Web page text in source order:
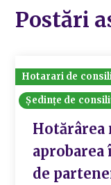
Postări
Hotarari de
Ședințe de
Hotărârea
de